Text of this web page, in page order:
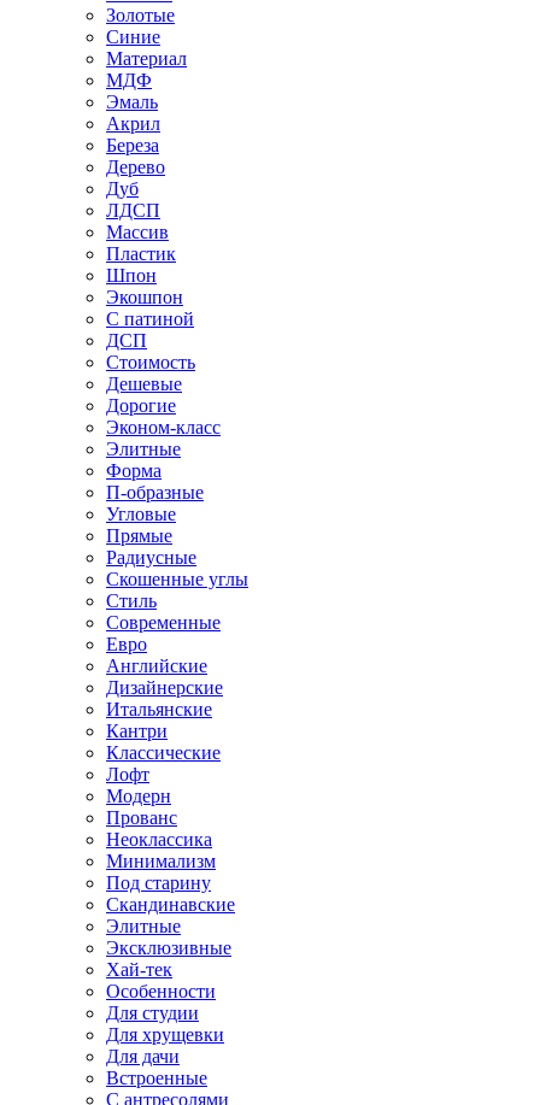
Золотые
Синие
Материал
МДФ
Эмаль
Акрил
Береза
Дерево
Дуб
ЛДСП
Массив
Пластик
Шпон
Экошпон
С патиной
ДСП
Стоимость
Дешевые
Дорогие
Эконом-класс
Элитные
Форма
П-образные
Угловые
Прямые
Радиусные
Скошенные углы
Стиль
Современные
Евро
Английские
Дизайнерские
Итальянские
Кантри
Классические
Лофт
Модерн
Прованс
Неоклассика
Минимализм
Под старину
Скандинавские
Элитные
Эксклюзивные
Хай-тек
Особенности
Для студии
Для хрущевки
Для дачи
Встроенные
С антресолями